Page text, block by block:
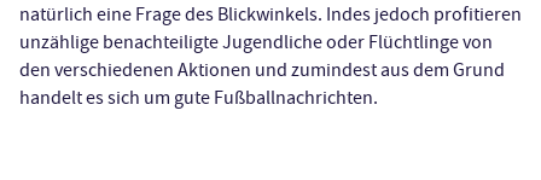
natürlich eine Frage des Blickwinkels. Indes jedoch profitieren
unzählige benachteiligte Jugendliche oder Flüchtlinge von
den verschiedenen Aktionen und zumindest aus dem Grund
handelt es sich um gute Fußballnachrichten.